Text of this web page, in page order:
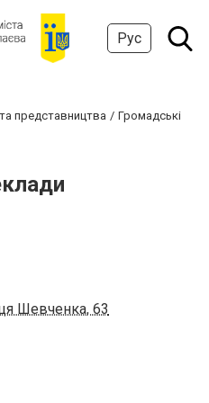
Рус
та представництва
Громадські
Шевченка, 63